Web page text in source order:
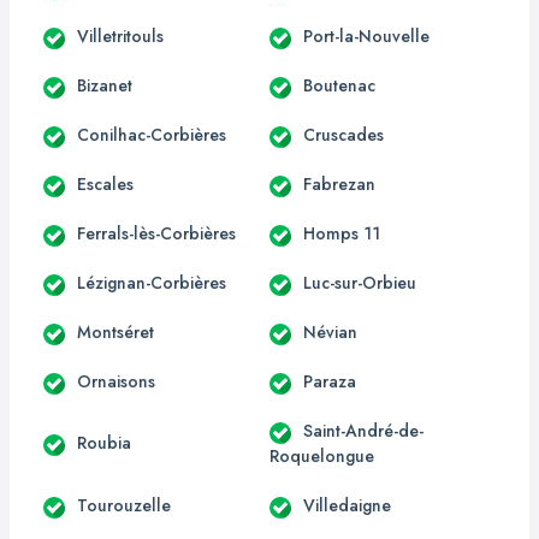
Villetritouls Port-la-Nouvelle
Bizanet Boutenac
Conilhac-Corbières Cruscades
Escales Fabrezan
Ferrals-lès-Corbières Homps 11
Lézignan-Corbières Luc-sur-Orbieu
Montséret Névian
Ornaisons Paraza
Roubia
Saint-André-de-
Roquelongue
Tourouzelle Villedaigne